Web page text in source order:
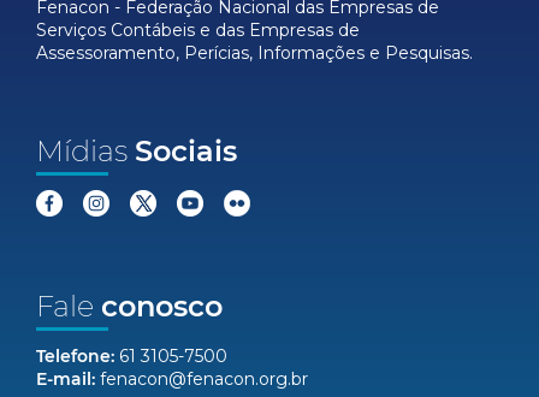
Fenacon - Federação Nacional das Empresas de
Serviços Contábeis e das Empresas de
Assessoramento, Perícias, Informações e Pesquisas.
Mídias Sociais
Fale conosco
Telefone: 61 3105-7500
E-mail: fenacon@fenacon.org.br